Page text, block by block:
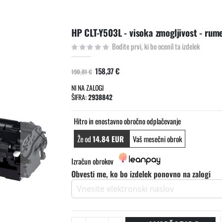
HP CLT-Y503L - visoka zmogljivost -
Bodite prvi, ki bo ocenil ta izdelek
190,81 € 158,37 €
NI NA ZALOGI
ŠIFRA 2938842
Hitro in enostavno obročno odplačevanje
Že od14.84 EUR Vaš mesečni obrok
Izračun obrokov
Obvesti me, ko bo izdelek ponovno na zalogi